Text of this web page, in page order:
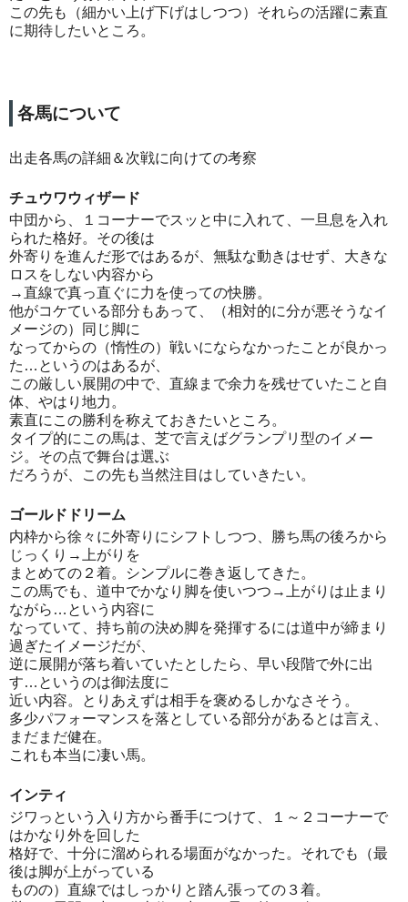
この先も（細かい上げ下げはしつつ）それらの活躍に素直
に期待したいところ。
各馬について
出走各馬の詳細＆次戦に向けての考察
チュウワウィザード
中団から、１コーナーでスッと中に入れて、一旦息を入れ
られた格好。その後は
外寄りを進んだ形ではあるが、無駄な動きはせず、大きな
ロスをしない内容から
→直線で真っ直ぐに力を使っての快勝。
他がコケている部分もあって、（相対的に分が悪そうなイ
メージの）同じ脚に
なってからの（惰性の）戦いにならなかったことが良かっ
た…というのはあるが、
この厳しい展開の中で、直線まで余力を残せていたこと自
体、やはり地力。
素直にこの勝利を称えておきたいところ。
タイプ的にこの馬は、芝で言えばグランプリ型のイメー
ジ。その点で舞台は選ぶ
だろうが、この先も当然注目はしていきたい。
ゴールドドリーム
内枠から徐々に外寄りにシフトしつつ、勝ち馬の後ろから
じっくり→上がりを
まとめての２着。シンプルに巻き返してきた。
この馬でも、道中でかなり脚を使いつつ→上がりは止まり
ながら…という内容に
なっていて、持ち前の決め脚を発揮するには道中が締まり
過ぎたイメージだが、
逆に展開が落ち着いていたとしたら、早い段階で外に出
す…というのは御法度に
近い内容。とりあえずは相手を褒めるしかなさそう。
多少パフォーマンスを落としている部分があるとは言え、
まだまだ健在。
これも本当に凄い馬。
インティ
ジワっという入り方から番手につけて、１～２コーナーで
はかなり外を回した
格好で、十分に溜められる場面がなかった。それでも（最
後は脚が上がっている
ものの）直線ではしっかりと踏ん張っての３着。